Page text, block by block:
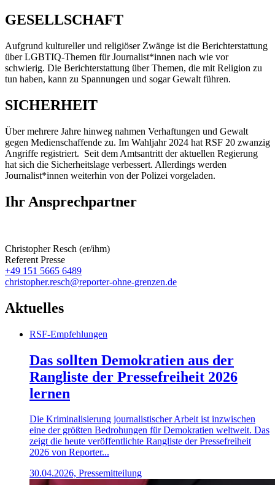
GESELLSCHAFT
Aufgrund kultureller und religiöser Zwänge ist die Berichterstattung
über LGBTIQ-Themen für Journalist*innen nach wie vor
schwierig. Die Berichterstattung über Themen, die mit Religion zu
tun haben, kann zu Spannungen und sogar Gewalt führen.
SICHERHEIT
Über mehrere Jahre hinweg nahmen Verhaftungen und Gewalt
gegen Medienschaffende zu. Im Wahljahr 2024 hat RSF 20 zwanzig
Angriffe registriert. Seit dem Amtsantritt der aktuellen Regierung
hat sich die Sicherheitslage verbessert. Allerdings werden
Journalist*innen weiterhin von der Polizei vorgeladen.
Ihr Ansprechpartner
Christopher Resch (er/ihm)
Referent Presse
+49 151 5665 6489
christopher.resch@reporter-ohne-grenzen.de
Aktuelles
RSF-Empfehlungen
Das sollten Demokratien aus der
Rangliste der Pressefreiheit 2026
lernen
Die Kriminalisierung journalistischer Arbeit ist inzwischen
eine der größten Bedrohungen für Demokratien weltweit. Das
zeigt die heute veröffentlichte Rangliste der Pressefreiheit
2026 von Reporter...
30.04.2026, Pressemitteilung